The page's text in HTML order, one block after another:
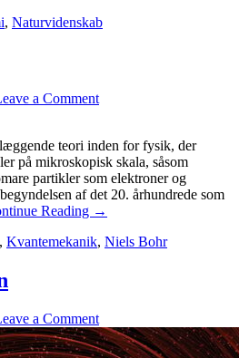
, Naturvidenskab
a Comment
teori inden for fysik, der
på mikroskopisk skala, såsom
partikler som elektroner og
af det 20. århundrede som
Reading →
, Kvantemekanik, Niels Bohr
a Comment